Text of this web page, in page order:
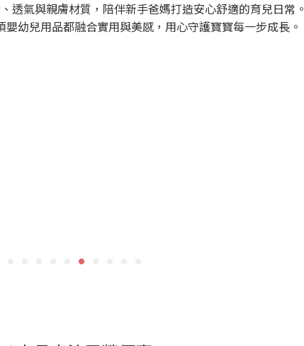
透氣與親膚材質，陪伴新手爸媽打造安心舒適的育兒日常。
幼兒用品都融合實用與美感，用心守護寶寶每一步成長。